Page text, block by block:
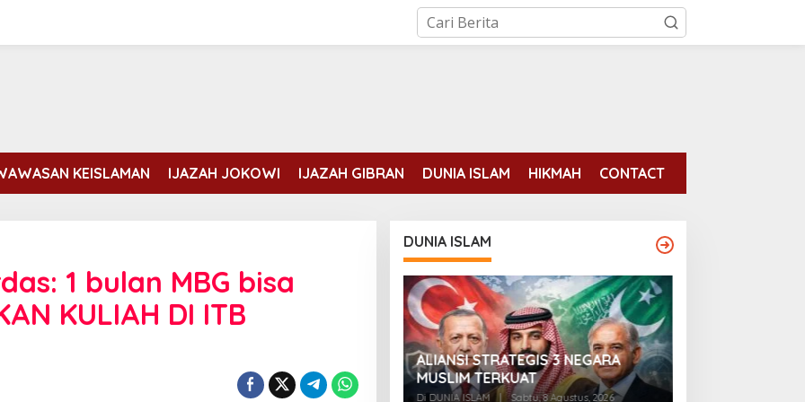
KEISLAMAN IJAZAH JOKOWI IJAZAH GIBRAN DUNIA ISLAM HIKMAH CONTACT
1 bulan MBG bisa
KULIAH DI ITB
DUNIA ISLAM
Anggotanya diserang?
Di DUNIA ISLAM, INTERNASIONAL |
Sabtu, 8
ALIANSI STRATEGIS 3 NEGARA
MUSLIM TERKUAT
Di DUNIA ISLAM Sabtu, 8 Agustus, 2026